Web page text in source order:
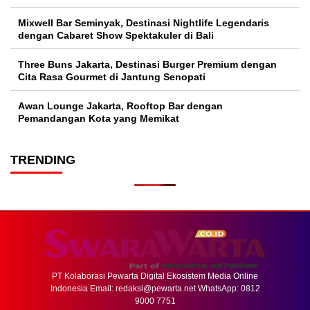
Mixwell Bar Seminyak, Destinasi Nightlife Legendaris
dengan Cabaret Show Spektakuler di Bali
Three Buns Jakarta, Destinasi Burger Premium dengan
Cita Rasa Gourmet di Jantung Senopati
Awan Lounge Jakarta, Rooftop Bar dengan
Pemandangan Kota yang Memikat
TRENDING
PT Kolaborasi Pewarta Digital Ekosistem Media Online
Indonesia Email: redaksi@pewarta.netWhatsApp: 0812
9000 7751